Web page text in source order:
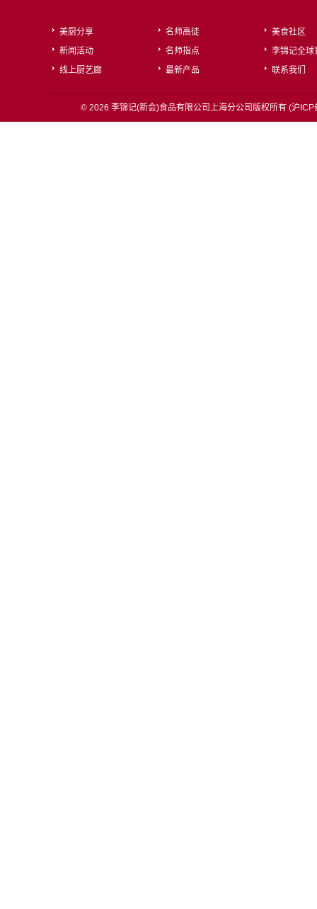
厨艺廊2014-12月刊
美厨分享
新闻活动
线上厨艺廊
名师高徒
名师指点
最新产品
美食社区
李锦记全球
联系我们
© 2026 李锦记(新会)食品有限公司上海分公司版权所有 (沪ICP